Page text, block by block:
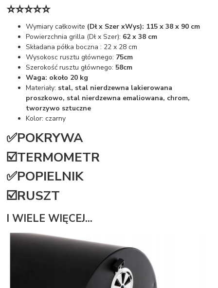
⭐⭐⭐⭐⭐
Wymiary całkowite (Dł x Szer xWys): 115 x 38 x 90 cm
Powierzchnia grilla (Dł x Szer): 62 x 38 cm
Składana półka boczna : 22 x 28 cm
Wysokosc rusztu głównego: 75cm
Szerokość rusztu głównego: 58cm
Waga: około 20 kg
Materiały: stal, stal nierdzewna lakierowana
proszkowo, stal nierdzewna emaliowana, chrom,
tworzywo sztuczne
Kolor: czarny
✅POKRYWA
☑️TERMOMETR
✅POPIELNIK
☑️RUSZT
I WIELE WIĘCEJ...